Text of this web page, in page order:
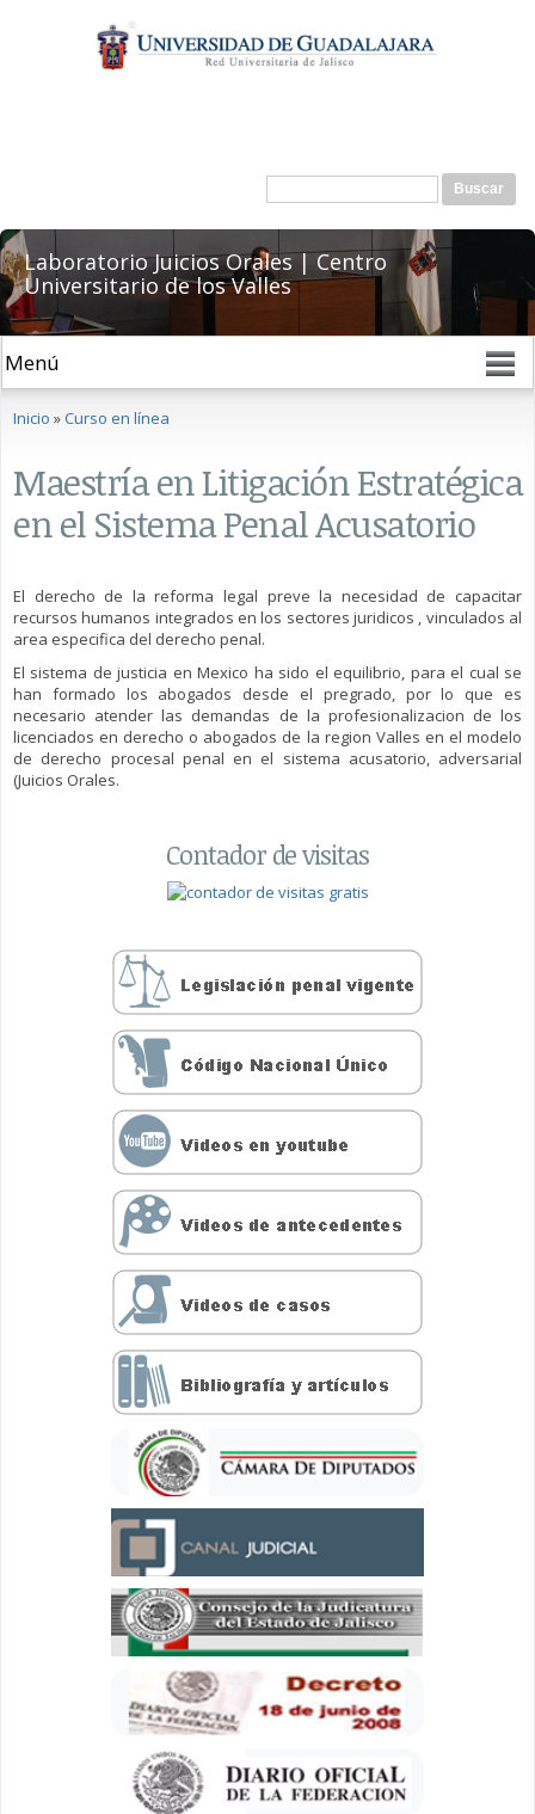
contenido
principal
Formulario de búsqueda
Buscar
Laboratorio Juicios Orales | Centro
Universitario de los Valles
Se encuentra usted aquí
Inicio »Curso en línea
Maestría en Litigación Estratégica
en el Sistema Penal Acusatorio
El derecho de la reforma legal preve la necesidad de capacitar
recursos humanos integrados en los sectores juridicos , vinculados al
area especifica del derecho penal.
El sistema de justicia en Mexico ha sido el equilibrio, para el cual se
han formado los abogados desde el pregrado, por lo que es
necesario atender las demandas de la profesionalizacion de los
licenciados en derecho o abogados de la region Valles en el modelo
de derecho procesal penal en el sistema acusatorio, adversarial
(Juicios Orales.
Contador de visitas